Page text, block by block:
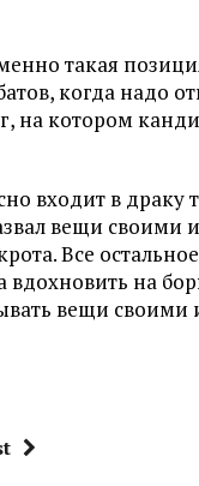
такая
когда надо
на котором
входит в драку
вещи своими
Все
на
вещи